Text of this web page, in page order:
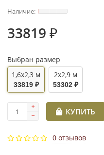
33819 ₽
Выбран размер
1,6x2,3 м
33819 ₽
2x2,9 м
53302 ₽
КУПИТЬ
0 отзывов